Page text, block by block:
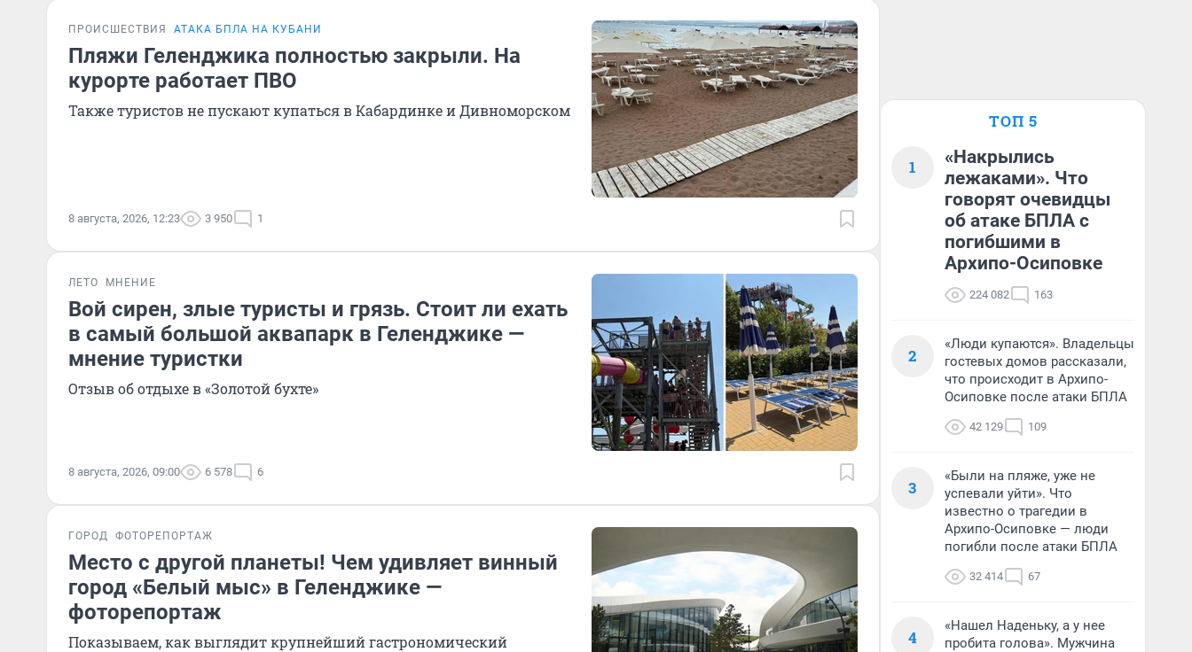
ПРОИСШЕСТВИЯ АТАКА БПЛА НА КУБАНИ
Пляжи Геленджика полностью закрыли. На
курорте работает ПВО
Также туристов не пускают купаться в Кабардинке и Дивноморском
8 августа, 2026, 12:23 3 950 1
ЛЕТО МНЕНИЕ
Вой сирен, злые туристы и грязь. Стоит ли ехать
в самый большой аквапарк в Геленджике —
мнение туристки
Отзыв об отдыхе в «Золотой бухте»
8 августа, 2026, 09:00 6 578 6
ГОРОД ФОТОРЕПОРТАЖ
Место с другой планеты! Чем удивляет винный
город «Белый мыс» в Геленджике —
фоторепортаж
Показываем, как выглядит крупнейший гастрономический
ТОП 5
1
«Накрылись
лежаками». Что
говорят очевидцы
об атаке БПЛА с
погибшими в
Архипо-Осиповке
224 082 163
2
«Люди купаются». Владельцы
гостевых домов рассказали,
что происходит в Архипо-
Осиповке после атаки БПЛА
42 129 109
3
«Были на пляже, уже не
успевали уйти». Что
известно о трагедии в
Архипо-Осиповке — люди
погибли после атаки БПЛА
32 414 67
4
«Нашел Наденьку, а у нее
пробита голова». Мужчина